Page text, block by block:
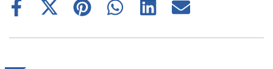
Share
Share
(Twitter)
Share
Share
Share
Share